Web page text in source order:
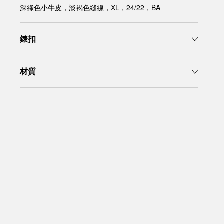
深綠色小牛皮，淡褐色縫線，XL，24/22，BA
錶扣
材質